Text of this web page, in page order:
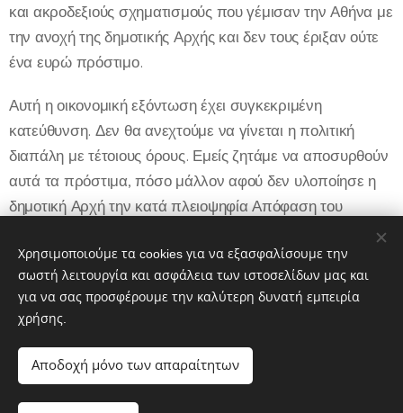
και ακροδεξιούς σχηματισμούς που γέμισαν την Αθήνα με
την ανοχή της δημοτικής Αρχής και δεν τους έριξαν ούτε
ένα ευρώ πρόστιμο.
Αυτή η οικονομική εξόντωση έχει συγκεκριμένη
κατεύθυνση. Δεν θα ανεχτούμε να γίνεται η πολιτική
διαπάλη με τέτοιους όρους. Εμείς ζητάμε να αποσυρθούν
αυτά τα πρόστιμα, πόσο μάλλον αφού δεν υλοποίησε η
δημοτική Αρχή την κατά πλειοψηφία Απόφαση του
συγκεκριμένα σημεία της Αθήνας».
Χρησιμοποιούμε τα cookies για να εξασφαλίσουμε την
σωστή λειτουργία και ασφάλεια των ιστοσελίδων μας και
για να σας προσφέρουμε την καλύτερη δυνατή εμπειρία
χρήσης.
Αποδοχή μόνο των απαραίτητων